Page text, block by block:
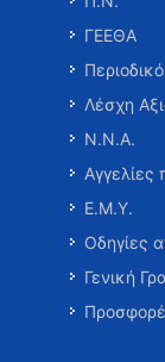
ΓΕΕΘΑ
Λέσχη
Ν.Ν.Α.
Αγγελίες
Ε.Μ.Υ.
Οδηγίες
Γενική